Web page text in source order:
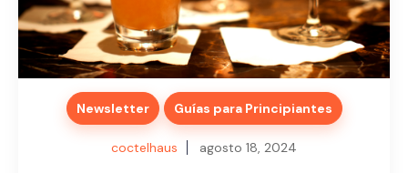
Newsletter Guías para Principiantes
coctelhaus agosto 18, 2024